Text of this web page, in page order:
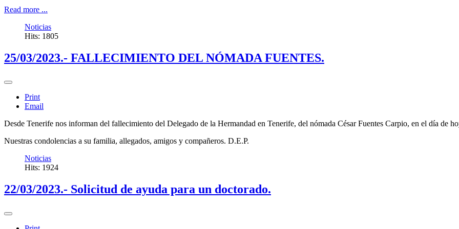
Read more ...
Noticias
Hits: 1805
25/03/2023.- FALLECIMIENTO DEL NÓMADA FUENTES.
Print
Email
Desde Tenerife nos informan del fallecimiento del Delegado de la Hermandad en Tenerife, del nómada César Fuentes Carpio, en el día de
Nuestras condolencias a su familia, allegados, amigos y compañeros. D.E.P.
Noticias
Hits: 1924
22/03/2023.- Solicitud de ayuda para un doctorado.